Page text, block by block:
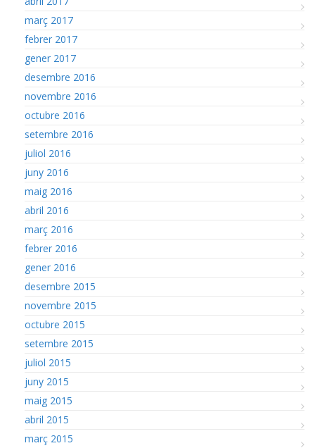
març 2017
febrer 2017
gener 2017
desembre 2016
novembre 2016
octubre 2016
setembre 2016
juliol 2016
juny 2016
maig 2016
abril 2016
març 2016
febrer 2016
gener 2016
desembre 2015
novembre 2015
octubre 2015
setembre 2015
juliol 2015
juny 2015
maig 2015
abril 2015
març 2015